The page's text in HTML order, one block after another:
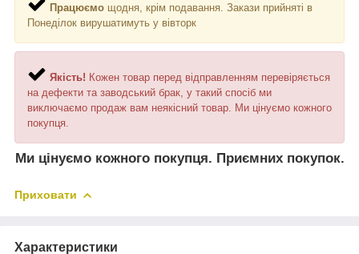
Працюємо щодня, крім подавання. Закази прийняті в
Понеділок вирушатимуть у вівторк
Якість! Кожен товар перед відправленням перевіряється
на дефекти та заводський брак, у такий спосіб ми
виключаємо продаж вам неякісний товар. Ми цінуємо кожного
покупця.
Ми цінуємо кожного покупця. Приємних покупок.
Приховати
Характеристики